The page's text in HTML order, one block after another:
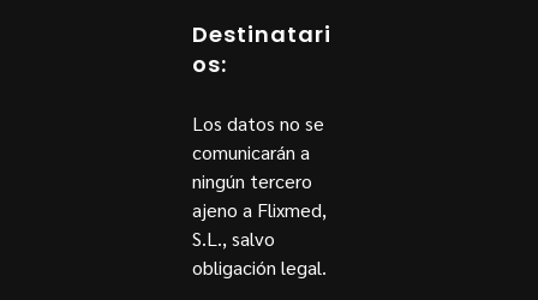
Destinatari
os:
Los datos no se
comunicarán a
ningún tercero
ajeno a Flixmed,
S.L., salvo
obligación legal.